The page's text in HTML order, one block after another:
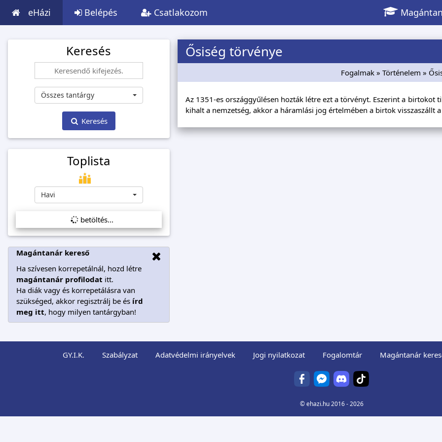
eHázi Belépés Csatlakozom
Keresés
Összes tantárgy
Keresés
Toplista
Havi
betöltés...
Magántanár kereső
Ha szívesen korrepetálnál, hozd létre
magántanár profilodat itt.
Ha diák vagy és korrepetálásra van
szükséged, akkor regisztrálj be és írd
meg itt, hogy milyen tantárgyban!
Ősiség törvénye
Fogalmak » Történelem »
Az 1351-es országgyűlésen hozták létre ezt a törvényt. Eszerint a
kihalt a nemzetség, akkor a háramlási jog értelmében a birtok visszaszállt
GY.I.K. Szabályzat Adatvédelmi irányelvek Jogi nyilatkozat Fogalomtár Magántanár
©ehazi.hu2016 - 2026